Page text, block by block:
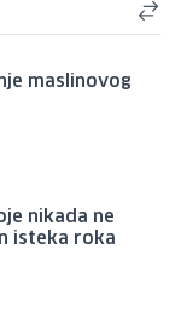
maslinovog
nikada ne
isteka roka